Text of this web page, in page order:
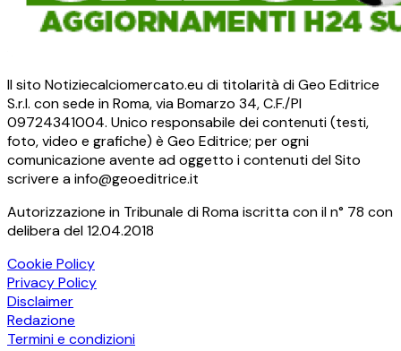
Il sito Notiziecalciomercato.eu di titolarità di Geo Editrice
S.r.l. con sede in Roma, via Bomarzo 34, C.F./PI
09724341004. Unico responsabile dei contenuti (testi,
foto, video e grafiche) è Geo Editrice; per ogni
comunicazione avente ad oggetto i contenuti del Sito
scrivere a info@geoeditrice.it
Autorizzazione in Tribunale di Roma iscritta con il n° 78 con
delibera del 12.04.2018
Cookie Policy
Privacy Policy
Disclaimer
Redazione
Termini e condizioni